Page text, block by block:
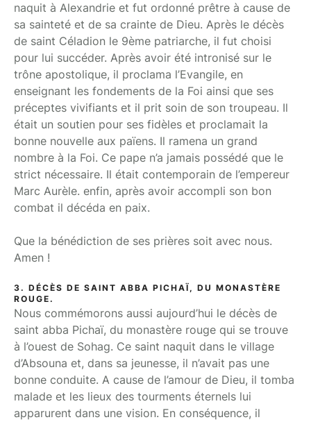
naquit à Alexandrie et fut ordonné prêtre à cause de
sa sainteté et de sa crainte de Dieu. Après le décès
de saint Céladion le 9ème patriarche, il fut choisi
pour lui succéder. Après avoir été intronisé sur le
trône apostolique, il proclama l’Evangile, en
enseignant les fondements de la Foi ainsi que ses
préceptes vivifiants et il prit soin de son troupeau. Il
était un soutien pour ses fidèles et proclamait la
bonne nouvelle aux païens. Il ramena un grand
nombre à la Foi. Ce pape n’a jamais possédé que le
strict nécessaire. Il était contemporain de l’empereur
Marc Aurèle. enfin, après avoir accompli son bon
combat il décéda en paix.
Que la bénédiction de ses prières soit avec nous.
Amen !
3. DÉCÈS DE SAINT ABBA PICHAÏ, DU MONASTÈRE
ROUGE.
Nous commémorons aussi aujourd’hui le décès de
saint abba Pichaï, du monastère rouge qui se trouve
à l’ouest de Sohag. Ce saint naquit dans le village
d’Absouna et, dans sa jeunesse, il n’avait pas une
bonne conduite. A cause de l’amour de Dieu, il tomba
malade et les lieux des tourments éternels lui
apparurent dans une vision. En conséquence, il